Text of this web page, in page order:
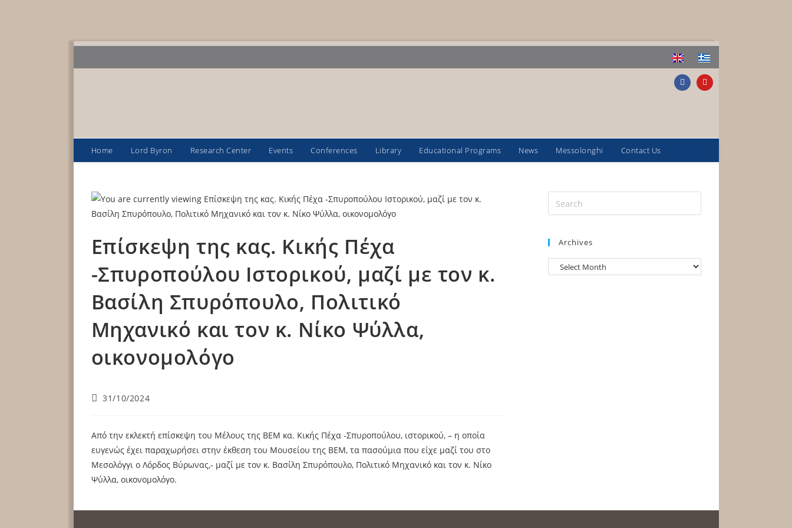
Home Lord Byron Research Center Events Conferences Library Educational Programs News Messolonghi Contact Us
Επίσκεψη της κας. Κικής Πέχα
-Σπυροπούλου Ιστορικού, μαζί με τον κ.
Βασίλη Σπυρόπουλο, Πολιτικό
Μηχανικό και τον κ. Νίκο Ψύλλα,
οικονομολόγο
31/10/2024
Από την εκλεκτή επίσκεψη του Μέλους της ΒΕΜ κα. Κικής Πέχα -Σπυροπούλου, ιστορικού, – η οποία
ευγενώς έχει παραχωρήσει στην έκθεση του Μουσείου της ΒΕΜ, τα πασούμια που είχε μαζί του στο
Μεσολόγγι ο Λόρδος Βύρωνας,- μαζί με τον κ. Βασίλη Σπυρόπουλο, Πολιτικό Μηχανικό και τον κ. Νίκο
Ψύλλα, οικονομολόγο.
Archives